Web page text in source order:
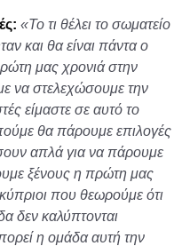
«Το τι θέλει το σωματείο
και θα είναι πάντα ο
μας χρονιά στην
να στελεχώσουμε την
είμαστε σε αυτό το
θα πάρουμε επιλογές
απλά για να πάρουμε
ξένους η πρώτη μας
κύπριοι που θεωρούμε ότι
δεν καλύπτονται
η ομάδα αυτή την